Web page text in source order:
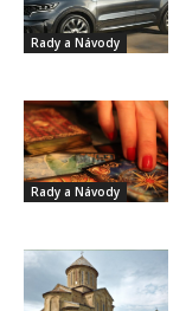
Rady a Návody
Rady a Návody